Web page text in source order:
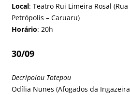
Local: Teatro Rui Limeira Rosal
Petrópolis – Caruaru)
Horário: 20h
30/09
Decripolou Totepou
Odília Nunes (Afogados da